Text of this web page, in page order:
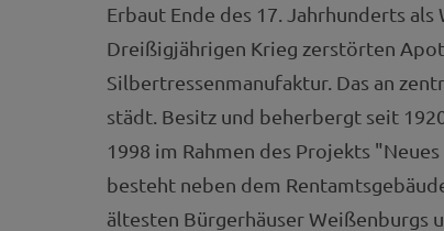
Erbaut Ende des 17. Jahrhunderts
Dreißigjährigen Krieg zerstörten
Silbertressenmanufaktur. Das an
städt. Besitz und beherbergt seit
1998 im Rahmen des Projekts
besteht neben dem
ältesten Bürgerhäuser Weißenburgs